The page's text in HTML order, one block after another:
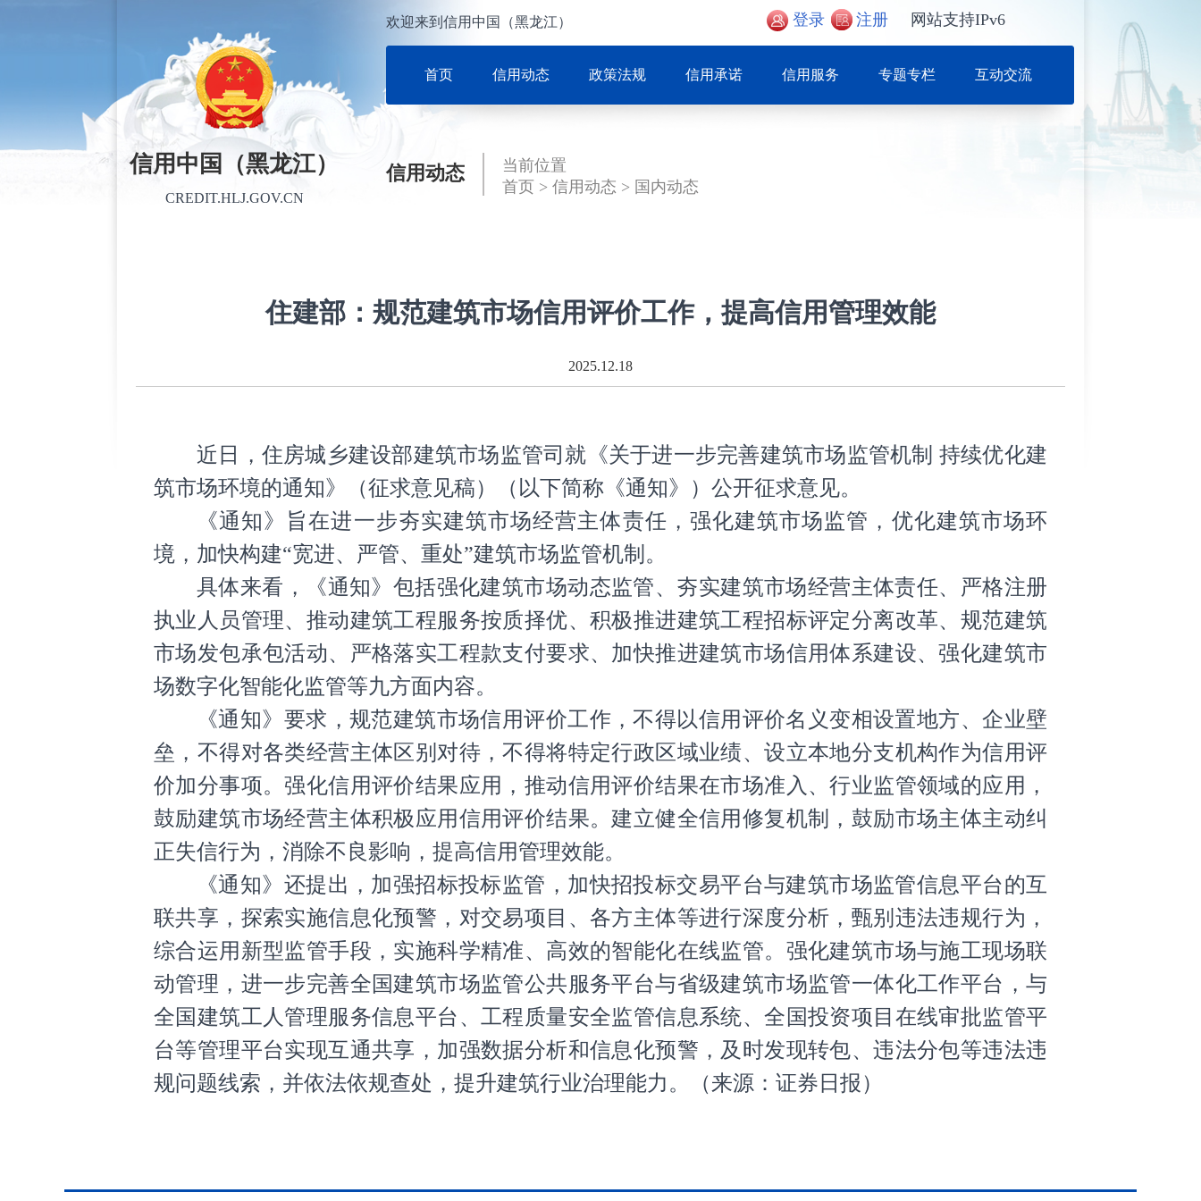
登录 注册 网站支持IPv6
信用中国（黑龙江）
CREDIT.HLJ.GOV.CN
欢迎来到信用中国（黑龙江）
首页 信用动态 政策法规 信用承诺 信用服务 专题专栏 互动交流
信用动态
当前位置
首页 > 信用动态 > 国内动态
住建部：规范建筑市场信用评价工作，提高信用管理效能
2025.12.18
近日，住房城乡建设部建筑市场监管司就《关于进一步完善建筑市场监管机制 持续优化建
筑市场环境的通知》（征求意见稿）（以下简称《通知》）公开征求意见。
《通知》旨在进一步夯实建筑市场经营主体责任，强化建筑市场监管，优化建筑市场环
境，加快构建“宽进、严管、重处”建筑市场监管机制。
具体来看，《通知》包括强化建筑市场动态监管、夯实建筑市场经营主体责任、严格注册
执业人员管理、推动建筑工程服务按质择优、积极推进建筑工程招标评定分离改革、规范建筑
市场发包承包活动、严格落实工程款支付要求、加快推进建筑市场信用体系建设、强化建筑市
场数字化智能化监管等九方面内容。
《通知》要求，规范建筑市场信用评价工作，不得以信用评价名义变相设置地方、企业壁
垒，不得对各类经营主体区别对待，不得将特定行政区域业绩、设立本地分支机构作为信用评
价加分事项。强化信用评价结果应用，推动信用评价结果在市场准入、行业监管领域的应用，
鼓励建筑市场经营主体积极应用信用评价结果。建立健全信用修复机制，鼓励市场主体主动纠
正失信行为，消除不良影响，提高信用管理效能。
《通知》还提出，加强招标投标监管，加快招投标交易平台与建筑市场监管信息平台的互
联共享，探索实施信息化预警，对交易项目、各方主体等进行深度分析，甄别违法违规行为，
综合运用新型监管手段，实施科学精准、高效的智能化在线监管。强化建筑市场与施工现场联
动管理，进一步完善全国建筑市场监管公共服务平台与省级建筑市场监管一体化工作平台，与
全国建筑工人管理服务信息平台、工程质量安全监管信息系统、全国投资项目在线审批监管平
台等管理平台实现互通共享，加强数据分析和信息化预警，及时发现转包、违法分包等违法违
规问题线索，并依法依规查处，提升建筑行业治理能力。
（来源 ： 证券日报 ）